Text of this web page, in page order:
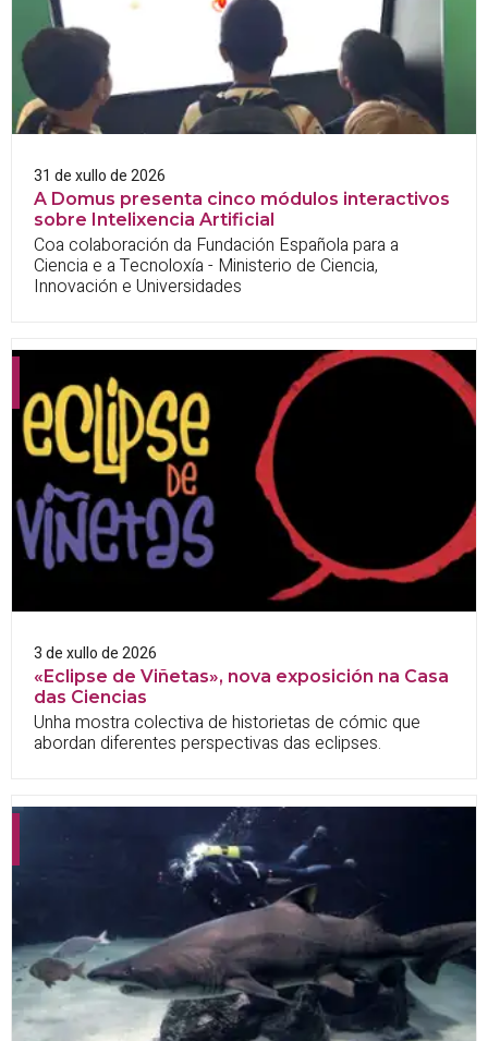
31 de xullo de 2026
A Domus presenta cinco módulos interactivos
sobre Intelixencia Artificial
Coa colaboración da Fundación Española para a
Ciencia e a Tecnoloxía - Ministerio de Ciencia,
Innovación e Universidades
3 de xullo de 2026
«Eclipse de Viñetas», nova exposición na Casa
das Ciencias
Unha mostra colectiva de historietas de cómic que
abordan diferentes perspectivas das eclipses.